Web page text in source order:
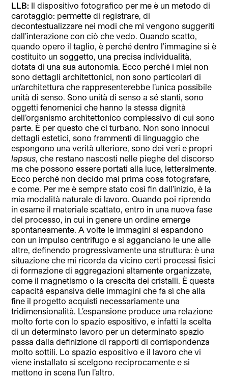
LLB: Il dispositivo fotografico per me è un metodo di
carotaggio: permette di registrare, di
decontestualizzare nei modi che mi vengono suggeriti
dall’interazione con ciò che vedo. Quando scatto,
quando opero il taglio, è perché dentro l’immagine si è
costituito un soggetto, una precisa individualità,
dotata di una sua autonomia. Ecco perché i miei non
sono dettagli architettonici, non sono particolari di
un’architettura che rappresenterebbe l’unica possibile
unità di senso. Sono unità di senso a sé stanti, sono
oggetti fenomenici che hanno la stessa dignità
dell’organismo architettonico complessivo di cui sono
parte. È per questo che ci turbano. Non sono innocui
dettagli estetici, sono frammenti di linguaggio che
espongono una verità ulteriore, sono dei veri e propri
lapsus, che restano nascosti nelle pieghe del discorso
ma che possono essere portati alla luce, letteralmente.
Ecco perché non decido mai prima cosa fotografare,
e come. Per me è sempre stato così fin dall’inizio, è la
mia modalità naturale di lavoro. Quando poi riprendo
in esame il materiale scattato, entro in una nuova fase
del processo, in cui in genere un ordine emerge
spontaneamente. A volte le immagini si espandono
con un impulso centrifugo e si agganciano le une alle
altre, definendo progressivamente una struttura: è una
situazione che mi ricorda da vicino certi processi fisici
di formazione di aggregazioni altamente organizzate,
come il magnetismo o la crescita dei cristalli. È questa
capacità espansiva delle immagini che fa sì che alla
fine il progetto acquisti necessariamente una
tridimensionalità. L’espansione produce una relazione
molto forte con lo spazio espositivo, e infatti la scelta
di un determinato lavoro per un determinato spazio
passa dalla definizione di rapporti di corrispondenza
molto sottili. Lo spazio espositivo e il lavoro che vi
viene installato si scelgono reciprocamente e si
mettono in scena l’un l’altro.